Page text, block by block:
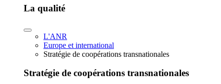
La qualité
L'ANR
Europe et international
Stratégie de coopérations transnationales
Stratégie de coopérations transnationales